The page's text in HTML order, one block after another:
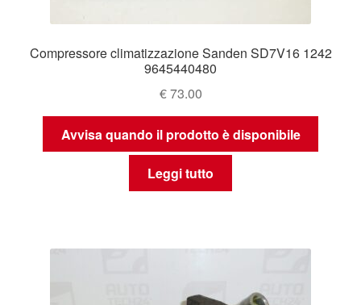
Compressore climatizzazione Sanden SD7V16 1242
9645440480
€73.00
Avvisa quando il prodotto è disponibile
Leggi tutto